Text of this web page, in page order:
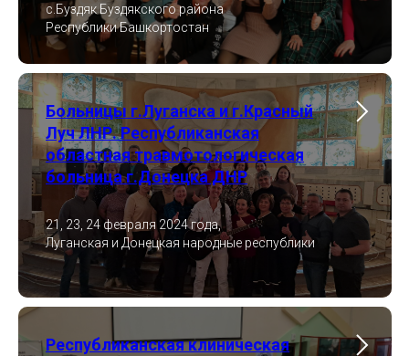
с.Буздяк Буздякского района
Республики Башкортостан
Больницы г.Луганска и г.Красный
Луч ЛНР. Республиканская
областная травмотологическая
больница г.Донецка ДНР
21, 23, 24 февраля 2024 года,
Луганская и Донецкая народные республики
Республиканская клиническая